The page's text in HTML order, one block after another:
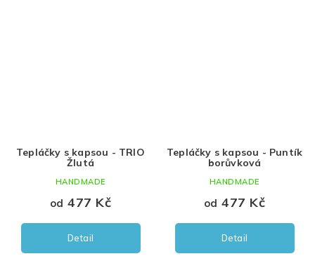
Tepláčky s kapsou - TRIO
Žlutá
od 477 Kč
Detail
HANDMADE
Tepláčky s kapsou - Puntík
borůvková
od 477 Kč
Detail
HANDMADE